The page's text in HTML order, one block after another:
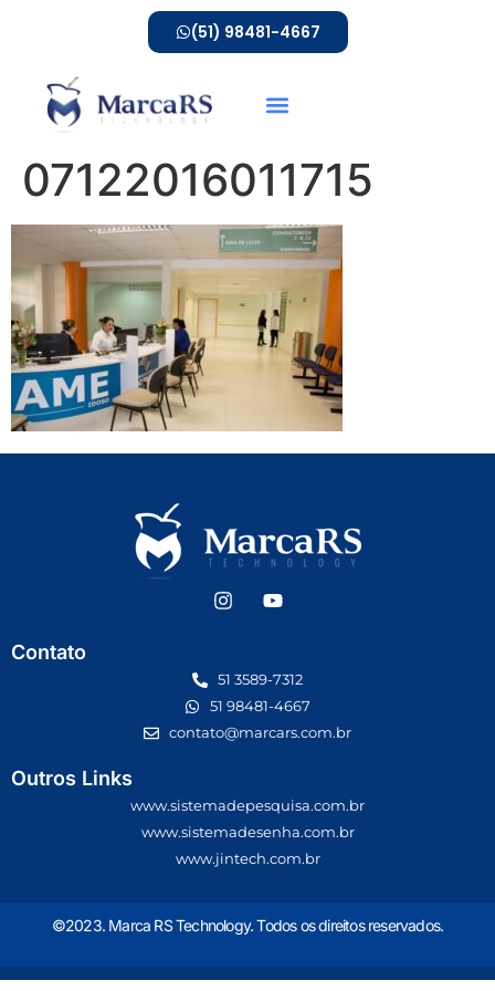
(51) 98481-4667
07122016011715
Contato
51 3589-7312
51 98481-4667
contato@marcars.com.br
Outros Links
www.sistemadepesquisa.com.br
www.sistemadesenha.com.br
www.jintech.com.br
©2023. Marca RS Technology. Todos os direitos reservados.